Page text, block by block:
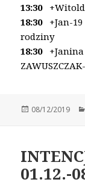
13:30 +Witold
18:30 +Jan-
rodziny
18:30
Opublikowano
08/12/2019
01.12.-